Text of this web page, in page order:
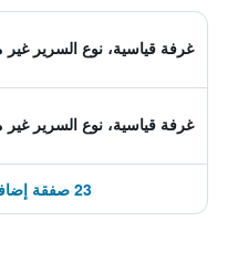
غرفة قياسية، نوع السرير
غرفة قياسية، نوع السرير
23 صفقة إضافية ابتداءً من 252 ﷼